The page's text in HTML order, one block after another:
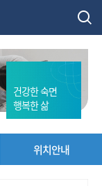
건강한 숙면
행복한 삶
위치안내